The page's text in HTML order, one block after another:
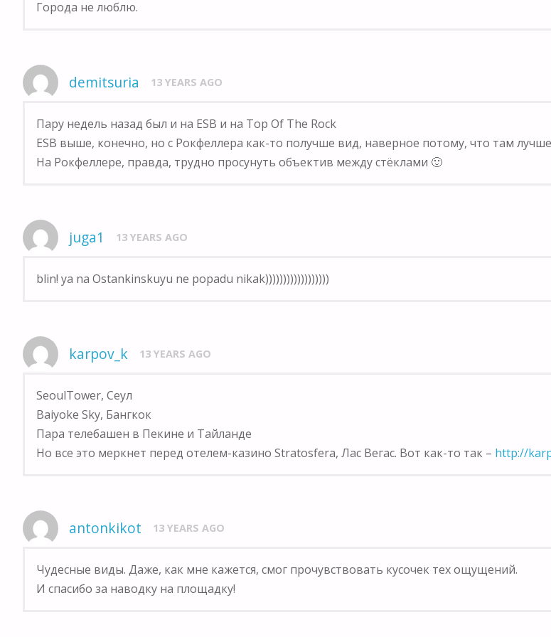
Города не люблю.
demitsuria 13 YEARS AGO
Пару недель назад был и на ESB и на Top Of The Rock
ESB выше, конечно, но с Рокфеллера как-то получше вид, наверное потому, что там
На Рокфеллере, правда, трудно просунуть объектив между стёклами 🙂
juga1 13 YEARS AGO
blin! ya na Ostankinskuyu ne popadu nikak))))))))))))))))))
karpov_k 13 YEARS AGO
SeoulTower, Сеул
Baiyoke Sky, Бангкок
Пара телебашен в Пекине и Тайланде
Но все это меркнет перед отелем-казино Stratosfera, Лас Вегас. Вот как-то так – http://
antonkikot 13 YEARS AGO
Чудесные виды. Даже, как мне кажется, смог прочувствовать кусочек тех ощущений.
И спасибо за наводку на площадку!